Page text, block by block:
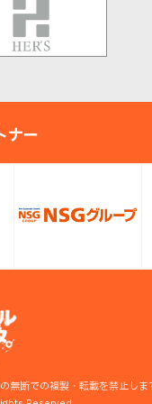
ナー
無断での複製・転載を禁止しま